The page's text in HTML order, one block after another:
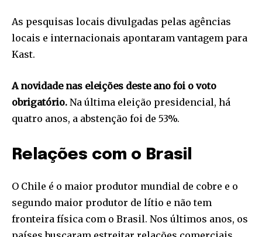
As pesquisas locais divulgadas pelas agências
locais e internacionais apontaram vantagem para
Kast.
A novidade nas eleições deste ano foi o voto
obrigatório. Na última eleição presidencial, há
quatro anos, a abstenção foi de 53%.
Relações com o Brasil
O Chile é o maior produtor mundial de cobre e o
segundo maior produtor de lítio e não tem
fronteira física com o Brasil. Nos últimos anos, os